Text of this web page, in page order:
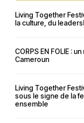
Living Together
la culture, du
CORPS EN FOLIE :
Cameroun
Living Together
sous le signe de la
ensemble